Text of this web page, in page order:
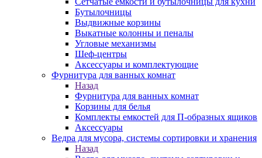
Бутылочницы
Выдвижные корзины
Выкатные колонны и пеналы
Угловые механизмы
Шеф-центры
Аксессуары и комплектующие
Фурнитура для ванных комнат
Назад
Фурнитура для ванных комнат
Корзины для белья
Комплекты емкостей для П-образных ящиков
Аксессуары
Ведра для мусора, системы сортировки и хранения
Назад